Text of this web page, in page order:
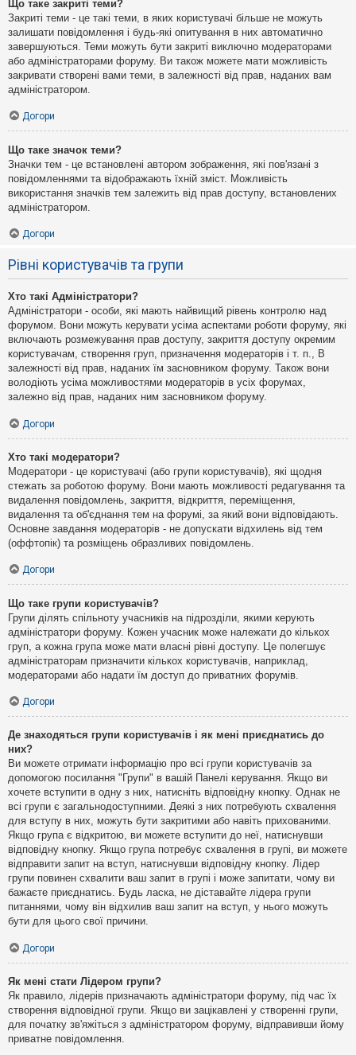
Що таке закриті теми?
Закриті теми - це такі теми, в яких користувачі більше не можуть
залишати повідомлення і будь-які опитування в них автоматично
завершуються. Теми можуть бути закриті виключно модераторами
або адміністраторами форуму. Ви також можете мати можливість
закривати створені вами теми, в залежності від прав, наданих вам
адміністратором.
Догори
Що таке значок теми?
Значки тем - це встановлені автором зображення, які пов'язані з
повідомленнями та відображають їхній зміст. Можливість
використання значків тем залежить від прав доступу, встановлених
адміністратором.
Догори
Рівні користувачів та групи
Хто такі Адміністратори?
Адміністратори - особи, які мають найвищий рівень контролю над
форумом. Вони можуть керувати усіма аспектами роботи форуму, які
включають розмежування прав доступу, закриття доступу окремим
користувачам, створення груп, призначення модераторів і т. п., В
залежності від прав, наданих їм засновником форуму. Також вони
володіють усіма можливостями модераторів в усіх форумах,
залежно від прав, наданих ним засновником форуму.
Догори
Хто такі модератори?
Модератори - це користувачі (або групи користувачів), які щодня
стежать за роботою форуму. Вони мають можливості редагування та
видалення повідомлень, закриття, відкриття, переміщення,
видалення та об'єднання тем на форумі, за який вони відповідають.
Основне завдання модераторів - не допускати відхилень від тем
(оффтопік) та розміщень образливих повідомлень.
Догори
Що таке групи користувачів?
Групи ділять спільноту учасників на підрозділи, якими керують
адміністратори форуму. Кожен учасник може належати до кількох
груп, а кожна група може мати власні рівні доступу. Це полегшує
адміністраторам призначити кількох користувачів, наприклад,
модераторами або надати їм доступ до приватних форумів.
Догори
Де знаходяться групи користувачів і як мені приєднатись до
них?
Ви можете отримати інформацію про всі групи користувачів за
допомогою посилання "Групи" в вашій Панелі керування. Якщо ви
хочете вступити в одну з них, натисніть відповідну кнопку. Однак не
всі групи є загальнодоступними. Деякі з них потребують схвалення
для вступу в них, можуть бути закритими або навіть прихованими.
Якщо група є відкритою, ви можете вступити до неї, натиснувши
відповідну кнопку. Якщо група потребує схвалення в групі, ви можете
відправити запит на вступ, натиснувши відповідну кнопку. Лідер
групи повинен схвалити ваш запит в групі і може запитати, чому ви
бажаєте приєднатись. Будь ласка, не діставайте лідера групи
питаннями, чому він відхилив ваш запит на вступ, у нього можуть
бути для цього свої причини.
Догори
Як мені стати Лідером групи?
Як правило, лідерів призначають адміністратори форуму, під час їх
створення відповідної групи. Якщо ви зацікавлені у створенні групи,
для початку зв'яжіться з адміністратором форуму, відправивши йому
приватне повідомлення.